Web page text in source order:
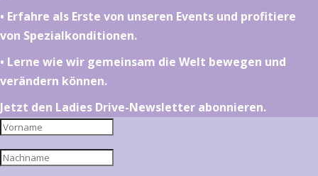
•⁠ ⁠⁠Erfahre als Erste von unseren Events und profitiere
von Spezialkonditionen.
•⁠ ⁠⁠Lerne wie wir gemeinsam die Welt bewegen und
verändern können.
Jetzt den Ladies Drive-Newsletter abonnieren.